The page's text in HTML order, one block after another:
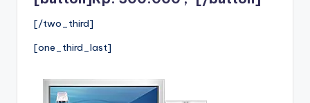
[/two_third]
[one_third_last]